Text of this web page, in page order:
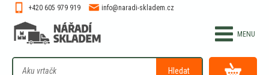
Hledat
+420 605 979 919 info@naradi-skladem.cz